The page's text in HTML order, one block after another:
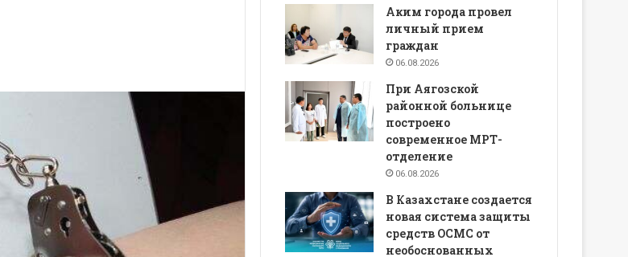
Аким города провел
личный прием
граждан
06.08.2026
При Аягозской
районной больнице
построено
современное МРТ-
отделение
06.08.2026
В Казахстане создается
новая система защиты
средств ОСМС от
необоснованных